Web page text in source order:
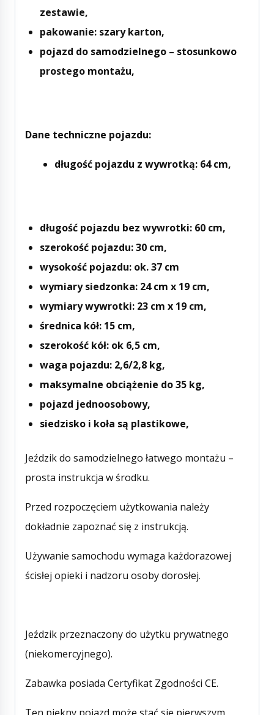
zestawie,
pakowanie: szary karton,
pojazd do samodzielnego – stosunkowo
prostego montażu,
Dane techniczne pojazdu:
długość pojazdu z wywrotką: 64 cm,
długość pojazdu bez wywrotki: 60 cm,
szerokość pojazdu: 30 cm,
wysokość pojazdu: ok. 37 cm
wymiary siedzonka: 24 cm x 19 cm,
wymiary wywrotki: 23 cm x 19 cm,
średnica kół: 15 cm,
szerokość kół: ok 6,5 cm,
waga pojazdu: 2,6/2,8 kg,
maksymalne obciążenie do 35 kg,
pojazd jednoosobowy,
siedzisko i koła są plastikowe,
Jeździk do samodzielnego łatwego montażu –
prosta instrukcja w środku.
Przed rozpoczęciem użytkowania należy
dokładnie zapoznać się z instrukcją.
Używanie samochodu wymaga każdorazowej
ścisłej opieki i nadzoru osoby dorosłej.
Jeździk przeznaczony do użytku prywatnego
(niekomercyjnego).
Zabawka posiada Certyfikat Zgodności CE.